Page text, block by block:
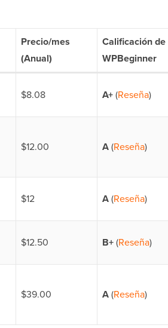
Precio/mes
(Anual)
Calificación de
WPBeginner
$8.08 A+(Reseña)
$12.00 A(Reseña)
$12 A(Reseña)
$12.50 B+(Reseña)
$39.00 A(Reseña)